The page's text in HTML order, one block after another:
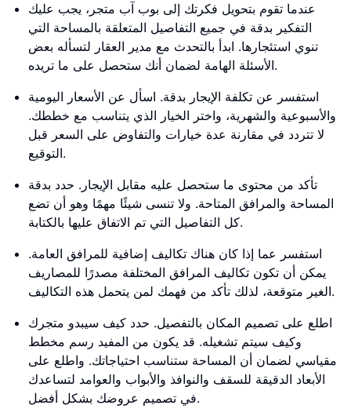
عندما تقوم بتحويل فكرتك إلى بوب آب متجر، يجب عليك
التفكير بدقة في جميع التفاصيل المتعلقة بالمساحة التي
تنوي استئجارها. ابدأ بالتحدث مع مدير العقار لتسأله بعض
الأسئلة الهامة لضمان أنك ستحصل على ما تريده.
استفسر عن تكلفة الإيجار بدقة. اسأل عن الأسعار اليومية
والأسبوعية والشهرية، واختر الخيار الذي يتناسب مع خططك.
لا تتردد في مقارنة عدة خيارات والتفاوض على السعر قبل
التوقيع.
تأكد من محتوى ما ستحصل عليه مقابل الإيجار. حدد بدقة
المساحة والمرافق المتاحة. ولا تنسى شيئًا مهمًا وهو أن تضع
كل التفاصيل التي تم الاتفاق عليها بالكتابة.
استفسر عما إذا كان هناك تكاليف إضافية للمرافق العامة.
يمكن أن تكون تكاليف المرافق المختلفة مصدرًا للمصاريف
الغير متوقعة، لذلك تأكد من فهمك لمن يتحمل هذه التكاليف.
اطلع على تصميم المكان بالتفصيل. حدد كيف سيبدو متجرك
وكيف سيتم تشغيله. قد يكون من المفيد رسم مخطط
مقياسي لضمان أن المساحة ستناسب احتياجاتك. واطلع على
الأبعاد الدقيقة للسقف والنوافذ والأبواب والعوامد لتساعدك
في تصميم عروضك بشكل أفضل.